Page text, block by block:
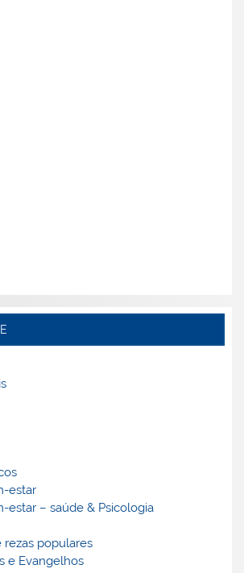
estar
estar – saúde & Psicologia
rezas populares
e Evangelhos